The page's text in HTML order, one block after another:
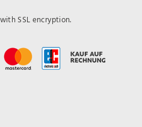
SSL encryption.